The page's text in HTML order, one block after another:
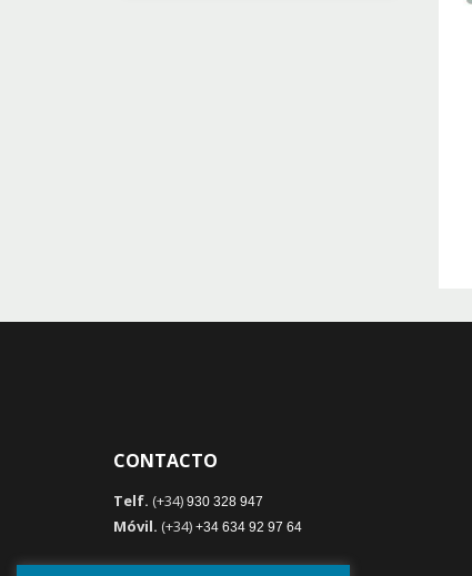
CONTACTO
Telf. (+34) 930 328 947
Móvil. (+34) +34 634 92 97 64